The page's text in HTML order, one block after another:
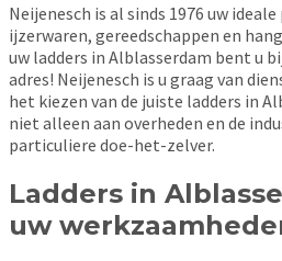
Neijenesch is al sinds 1976 uw
ijzerwaren, gereedschappen en
uw ladders in Alblasserdam bent u
adres! Neijenesch is u graag van
het kiezen van de juiste ladders in
niet alleen aan overheden en de
particuliere doe-het-zelver.
Ladders in
uw